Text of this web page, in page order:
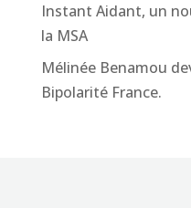
Instant Aidant, un
la MSA
Mélinée Benamou
Bipolarité France.